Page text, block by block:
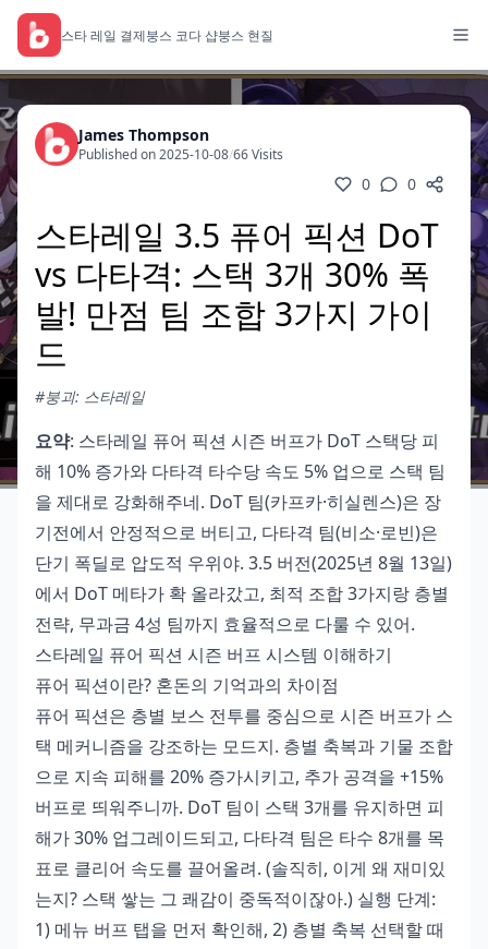
스타 레일 결제붕스 코다 샵붕스 현질
James Thompson
Published on 2025-10-08/66 Visits
0 0
스타레일 3.5 퓨어 픽션 DoT
vs 다타격: 스택 3개 30% 폭
발! 만점 팀 조합 3가지 가이
드
#붕괴: 스타레일
요약: 스타레일 퓨어 픽션 시즌 버프가 DoT 스택당 피
해 10% 증가와 다타격 타수당 속도 5% 업으로 스택 팀
을 제대로 강화해주네. DoT 팀(카프카·히실렌스)은 장
기전에서 안정적으로 버티고, 다타격 팀(비소·로빈)은
단기 폭딜로 압도적 우위야. 3.5 버전(2025년 8월 13일)
에서 DoT 메타가 확 올라갔고, 최적 조합 3가지랑 층별
전략, 무과금 4성 팀까지 효율적으로 다룰 수 있어.
스타레일 퓨어 픽션 시즌 버프 시스템 이해하기
퓨어 픽션이란? 혼돈의 기억과의 차이점
퓨어 픽션은 층별 보스 전투를 중심으로 시즌 버프가 스
택 메커니즘을 강조하는 모드지. 층별 축복과 기물 조합
으로 지속 피해를 20% 증가시키고, 추가 공격을 +15%
버프로 띄워주니까. DoT 팀이 스택 3개를 유지하면 피
해가 30% 업그레이드되고, 다타격 팀은 타수 8개를 목
표로 클리어 속도를 끌어올려. (솔직히, 이게 왜 재미있
는지? 스택 쌓는 그 쾌감이 중독적이잖아.) 실행 단계:
1) 메뉴 버프 탭을 먼저 확인해, 2) 층별 축복 선택할 때